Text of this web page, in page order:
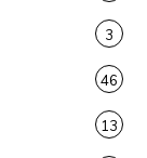
3
46
13